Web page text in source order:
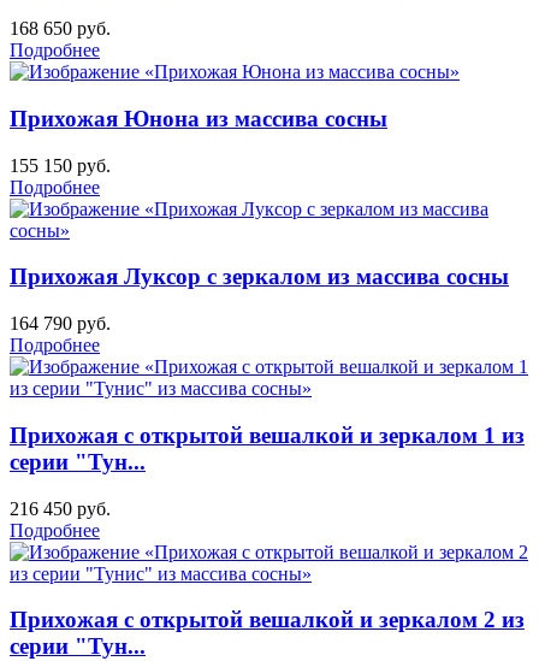
168 650 руб.
Подробнее
Прихожая Юнона из массива сосны
155 150 руб.
Подробнее
Прихожая Луксор с зеркалом из массива сосны
164 790 руб.
Подробнее
Прихожая с открытой вешалкой и зеркалом 1 из
серии "Тун...
216 450 руб.
Подробнее
Прихожая с открытой вешалкой и зеркалом 2 из
серии "Тун...